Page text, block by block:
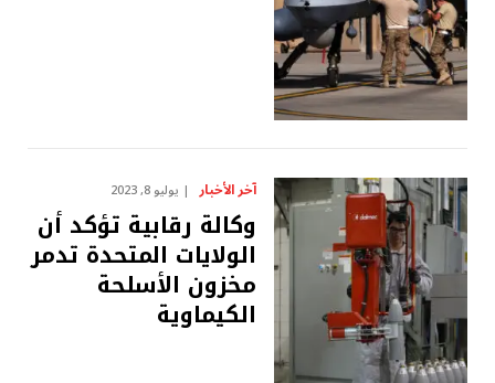
آخر الأخبار يوليو 8, 2023
وكالة رقابية تؤكد أن
الولايات المتحدة تدمر
مخزون الأسلحة
الكيماوية